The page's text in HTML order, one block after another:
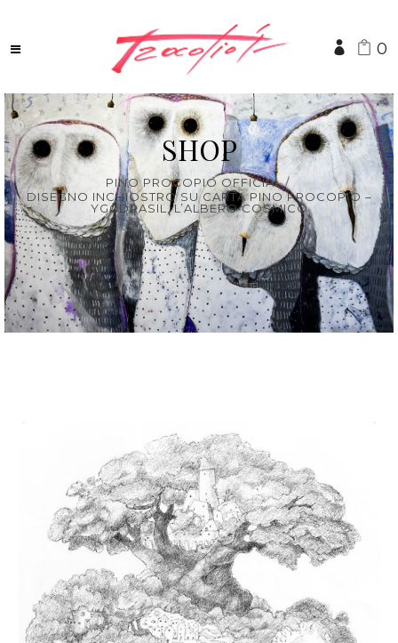
0
SHOP
PINO PROCOPIO OFFICIAL/
DISEGNO INCHIOSTRO SU CARTA PINO PROCOPIO –
YGGDRASIL, L’ALBERO COSMICO